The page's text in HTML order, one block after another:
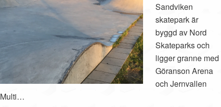
Sandviken
skatepark är
byggd av Nord
Skateparks och
ligger granne med
Göranson Arena
och Jernvallen
Multi…